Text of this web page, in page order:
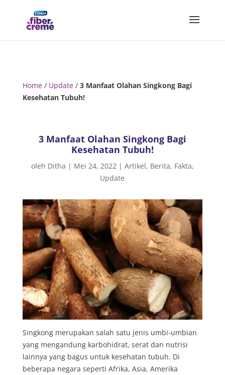
Home/ Update/ 3 Manfaat Olahan Singkong Bagi
Kesehatan Tubuh!
3 Manfaat Olahan Singkong Bagi
Kesehatan Tubuh!
oleh Ditha | Mei 24, 2022| Artikel, Berita, Fakta,
Update
Singkong merupakan salah satu jenis umbi-umbian
yang mengandung karbohidrat, serat dan nutrisi
lainnya yang bagus untuk kesehatan tubuh. Di
beberapa negara seperti Afrika, Asia, Amerika